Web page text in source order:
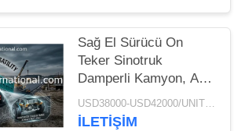
Sağ El Sürücü On
Teker Sinotruk
Damperli Kamyon, Ağır
Hizmet Damperli
Kamyon
USD38000-USD42000/UNIT)negotiation MOQ:1 ADET
İLETIŞIM